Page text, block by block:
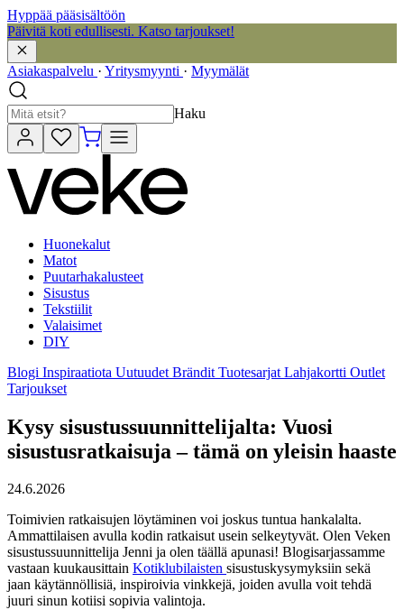
Hyppää pääsisältöön
Päivitä koti edullisesti. Katso tarjoukset!
Asiakaspalvelu · Yritysmyynti · Myymälät
Haku
Huonekalut
Matot
Puutarhakalusteet
Sisustus
Tekstiilit
Valaisimet
DIY
Blogi Inspiraatiota Uutuudet Brändit Tuotesarjat Lahjakortti Outlet
Tarjoukset
Kysy sisustussuunnittelijalta: Vuosi
sisustusratkaisuja – tämä on yleisin haaste
24.6.2026
Toimivien ratkaisujen löytäminen voi joskus tuntua hankalalta.
Ammattilaisen avulla kodin ratkaisut usein selkeytyvät. Olen Veken
sisustussuunnittelija Jenni ja olen täällä apunasi! Blogisarjassamme
vastaan kuukausittain Kotiklubilaisten sisustuskysymyksiin sekä
jaan käytännöllisiä, inspiroivia vinkkejä, joiden avulla voit tehdä
juuri sinun kotiisi sopivia valintoja.